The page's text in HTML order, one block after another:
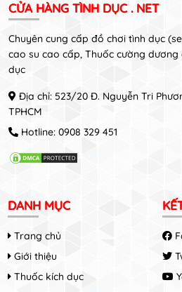
CỬA HÀNG TÌNH DỤC . NET
Chuyên cung cấp đồ chơi tình dục
cao su cao cấp, Thuốc cường
dục
Địa chỉ: 523/20 Đ. Nguyễn Tri
TPHCM
Hotline: 0908 329 451
DANH MỤC
Trang chủ
Giới thiệu
Thuốc kích dục